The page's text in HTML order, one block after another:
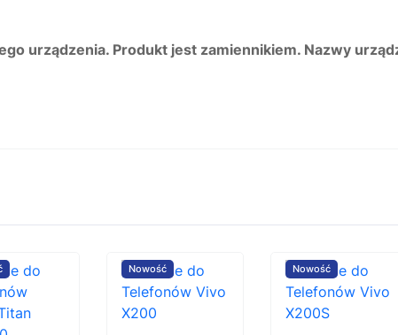
urządzenia. Produkt jest zamiennikiem. Nazwy
Nowość Nowość